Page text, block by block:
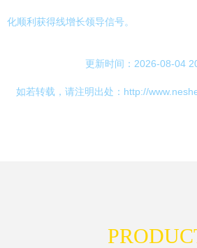
化顺利获得线增长领导信号。
更新时间：2026-08-04
如若转载，请注明出处：http://